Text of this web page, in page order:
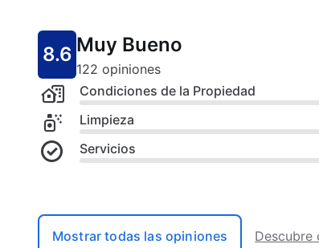
8.6 Muy Bueno
122 opiniones
Condiciones de la Propiedad
Limpieza
Servicios
Mostrar todas las opiniones Descubre